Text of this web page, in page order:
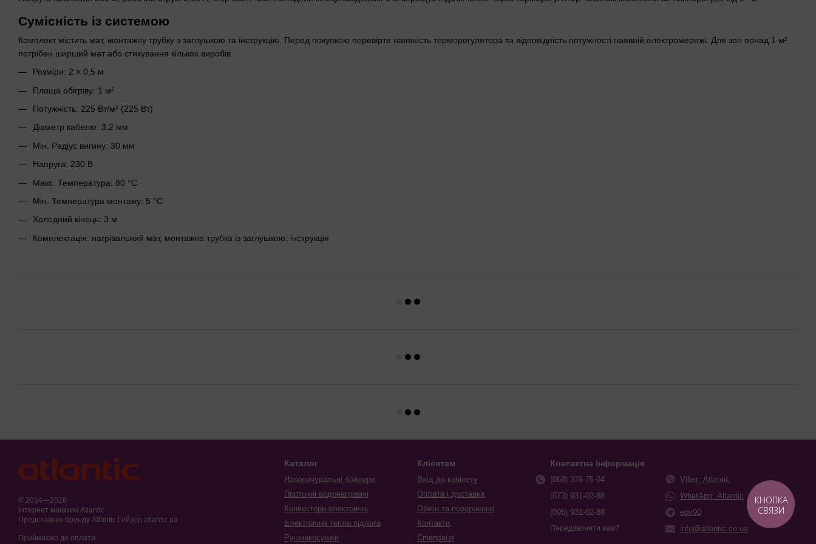
Сумісність із системою
Комплект містить мат, монтажну трубку з заглушкою та інструкцію. Перед покупкою перевірте наявність терморегулятора та відповідність потужності наявній електромережі. Для зон понад 1 м²
потрібен ширший мат або стикування кількох виробів.
Розміри: 2 × 0,5 м
Площа обігріву: 1 м²
Потужність: 225 Вт/м² (225 Вт)
Діаметр кабелю: 3,2 мм
Мін. Радіус вигину: 30 мм
Напруга: 230 В
Макс. Температура: 80 °C
Мін. Температура монтажу: 5 °C
Холодний кінець: 3 м
Комплектація: нагрівальний мат, монтажна трубка із заглушкою, інструкція
© 2014—2026
Інтернет магазин Atlantic
Представник бренду Atlantic Гейзер atlantic.ua
Приймаємо до оплати
Каталог
Накопичувальні бойлери
Проточні водонагрівачі
Конвектори електричні
Електрична тепла підлога
Рушникосушки
Клієнтам
Вхід до кабінету
Оплата і доставка
Обмін та повернення
Контакти
Співпраця
Контактна інформація
(068) 378-75-04
(073) 931-02-88
(095) 931-02-88
Передзвонити вам?
Viber: Atlantic
WhatApp: Atlantic
epv90
info@atlantic.co.ua
КНОПКА
СВЯЗИ